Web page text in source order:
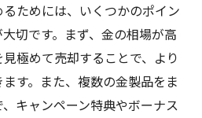
ためには、いくつかのポイン
切です。まず、金の相場が高
極めて売却することで、より
す。また、複数の金製品をま
キャンペーン特典やボーナス